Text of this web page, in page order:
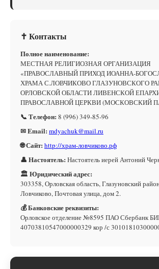
✝ Контакты
Полное наименование:
МЕСТНАЯ РЕЛИГИОЗНАЯ ОРГАНИЗАЦИЯ
«ПРАВОСЛАВНЫЙ ПРИХОД ИОАННА-
ХРАМА С.ЛОВЧИКОВО ГЛАЗУНОВСКОГО
ОРЛОВСКОЙ ОБЛАСТИ ЛИВЕНСКОЙ
ПРАВОСЛАВНОЙ ЦЕРКВИ (МОСКОВСКИЙ
📞 Телефон: 8 (996) 349-85-96
✉ Email: mdyachuk@mail.ru
🌐 Сайт: http://храм-ловчиково.рф
👤 Настоятель: Настоятель иерей Антоний
🏛 Юридический адрес:
303358, Орловская область, Глазуновский
Ловчиково, Почтовая улица, дом 2.
💰 Банковские реквизиты:
Орловское отделение №8595 ПАО Сбербанк
40703810547000000329 кор /с